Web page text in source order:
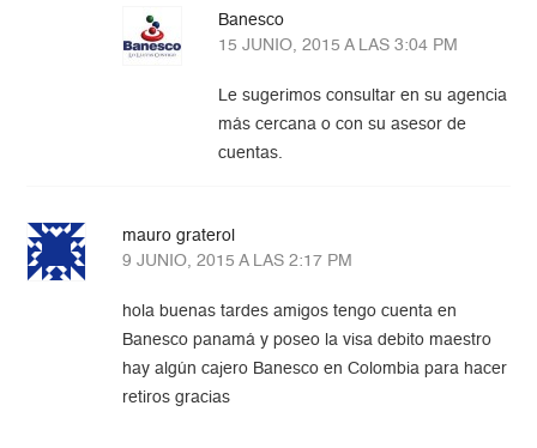
Banesco
15 JUNIO, 2015 A LAS 3:04 PM
Le sugerimos consultar en su agencia
más cercana o con su asesor de
cuentas.
mauro graterol
9 JUNIO, 2015 A LAS 2:17 PM
hola buenas tardes amigos tengo cuenta en
Banesco panamá y poseo la visa debito maestro
hay algún cajero Banesco en Colombia para hacer
retiros gracias